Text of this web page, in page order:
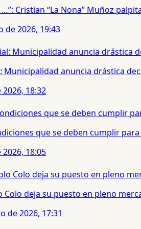
Cristian “La Nona” Muñoz
de 2026, 19:43
Municipalidad anuncia drástica
18:32
que se deben cumplir
18:05
Colo deja su puesto en pleno
de 2026, 17:31